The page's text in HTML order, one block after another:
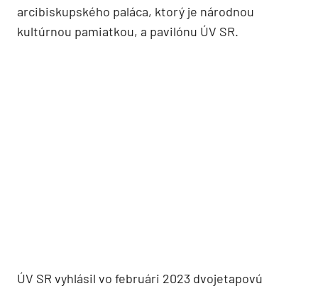
arcibiskupského paláca, ktorý je národnou
kultúrnou pamiatkou, a pavilónu ÚV SR.
ÚV SR vyhlásil vo februári 2023 dvojetapovú